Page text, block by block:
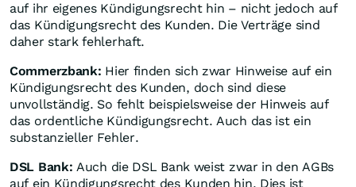
auf ihr eigenes Kündigungsrecht hin – nicht jedoch auf
das Kündigungsrecht des Kunden. Die Verträge sind
daher stark fehlerhaft.
Commerzbank: Hier finden sich zwar Hinweise auf ein
Kündigungsrecht des Kunden, doch sind diese
unvollständig. So fehlt beispielsweise der Hinweis auf
das ordentliche Kündigungsrecht. Auch das ist ein
substanzieller Fehler.
DSL Bank: Auch die DSL Bank weist zwar in den AGBs
auf ein Kündigungsrecht des Kunden hin. Dies ist